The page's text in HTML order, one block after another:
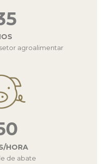
agroalimentar
HORA
de abate